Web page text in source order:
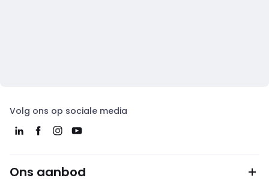
Volg ons op sociale media
Ons aanbod